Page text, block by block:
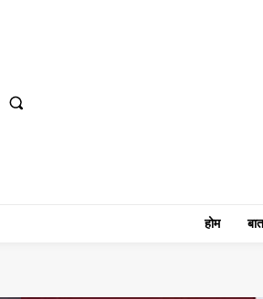
होम